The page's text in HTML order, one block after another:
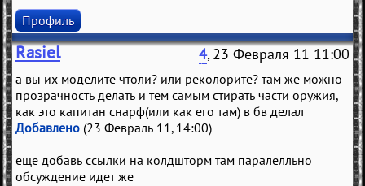
Профиль
Rasiel 4, 23 Февраля 11 11:00
а вы их моделите чтоли? или реколорите? там же можно
прозрачность делать и тем самым стирать части оружия,
как это капитан снарф(или как его там) в бв делал
Добавлено (23 Февраль 11, 14:00)
---------------------------------------------
еще добавь ссылки на колдшторм там паралелльно
обсуждение идет же